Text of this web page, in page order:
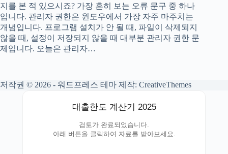
지를 본 적 있으시죠? 가장 흔히 보는 오류 문구 중 하나
입니다. 관리자 권한은 윈도우에서 가장 자주 마주치는
개념입니다. 프로그램 설치가 안 될 때, 파일이 삭제되지
않을 때, 설정이 저장되지 않을 때 대부분 관리자 권한 문
제입니다. 오늘은 관리자…
저작권 © 2026 - 워드프레스 테마 제작: CreativeThemes
대출한도 계산기 2025
검토가 완료되었습니다.
아래 버튼을 클릭하여 자료를 받아보세요.